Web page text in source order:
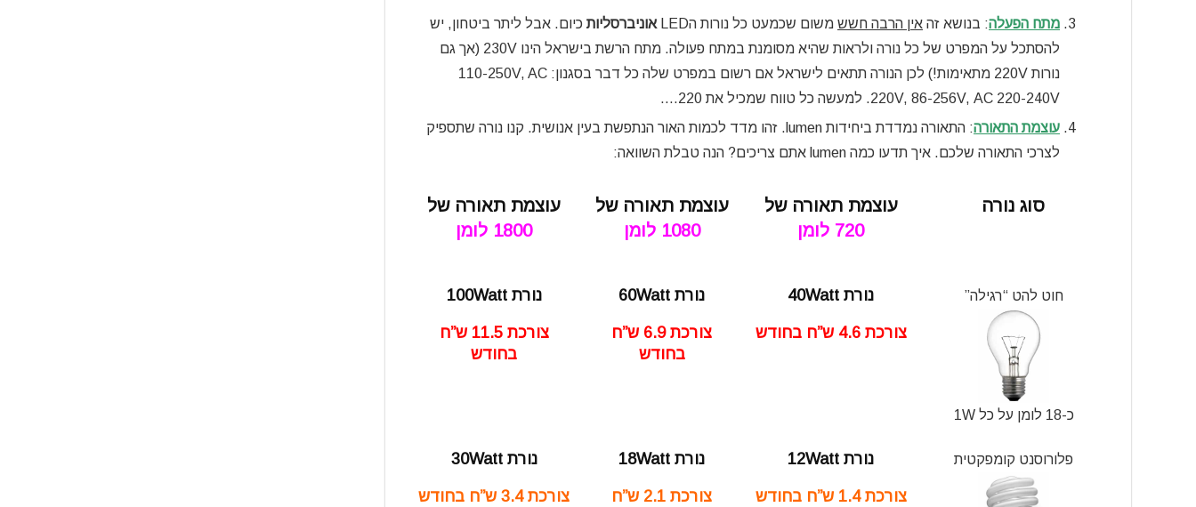
מתח הפעלה: בנושא זה אין הרבה חשש משום שכמעט כל נורות הLED אוניברסליות כיום. אבל ליתר ביטחון, יש
להסתכל על המפרט של כל נורה ולראות שהיא מסומנת במתח פעולה. מתח הרשת בישראל הינו 230V (אך גם
נורות 220V מתאימות!) לכן הנורה תתאים לישראל אם רשום במפרט שלה כל דבר בסגנון: 110-250V, AC
220V, 86-256V, AC 220-240V. למעשה כל טווח שמכיל את 220….
עוצמת התאורה
: התאורה נמדדת ביחידות lumen. זהו מדד לכמות האור הנתפשת בעין אנושית. קנו נורה שתספיק
לצרכי התאורה שלכם. איך תדעו כמה lumen אתם צריכים? הנה טבלת השוואה:
סוג נורה
עוצמת תאורה של
720 לומן
עוצמת תאורה של
1080 לומן
עוצמת תאורה של
1800 לומן
חוט להט “רגילה”
כ-18 לומן על כל 1W
נורת 40Watt
צורכת 4.6 ש”ח בחודש
נורת 60Watt
צורכת 6.9 ש”ח
בחודש
נורת 100Watt
צורכת 11.5 ש”ח
בחודש
פלורוסנט קומפקטית נורת 12Watt
צורכת 1.4 ש”ח בחודש
נורת 18Watt
צורכת 2.1 ש”ח
נורת 30Watt
צורכת 3.4 ש”ח בחודש